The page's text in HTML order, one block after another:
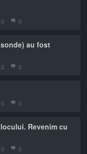
0 0
au fost
0 0
0 0
Revenim cu
0 0